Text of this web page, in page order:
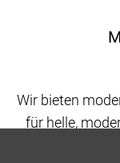
Wir bieten
für helle,
Materialien